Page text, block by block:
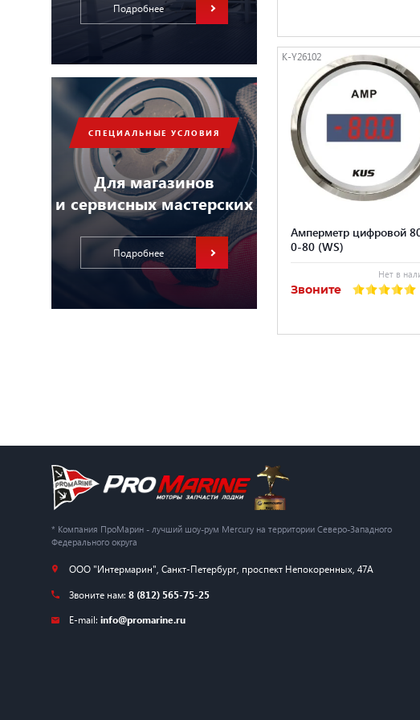
Подробнее
СПЕЦИАЛЬНЫЕ УСЛОВИЯ
Для магазинов
и сервисных мастерских
Подробнее
K-Y26102
Амперметр цифровой
0-80 (WS)
Нет в
Звоните
* Компания ПроМарин - лучший шоу-рум Mercury на территории Северо-Западного
Федерального округа
ООО "Интермарин" Санкт-Петербург, проспект Непокоренных, 47А
Звоните нам: 8 (812) 565-75-25
E-mail: info@promarine.ru